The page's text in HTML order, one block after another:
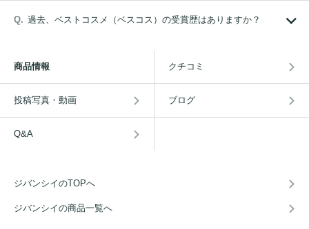
過去、ベストコスメ（ベスコス）の受賞歴はありますか？
商品情報 クチコミ
投稿写真・動画 ブログ
Q&A
ジバンシイのTOPへ
ジバンシイの商品一覧へ